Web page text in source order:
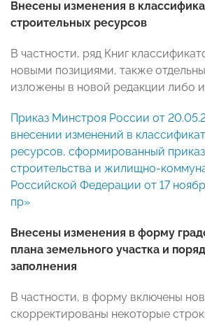
Внесены изменения в
строительных ресурсов
В частности, ряд Книг
новыми позициями, также
изложены в новой редакции либо
Приказ Минстроя России от
внесении изменений в
ресурсов, сформированный
строительства и жилищно-
Российской Федерации от 17
пр»
Внесены изменения в форму
плана земельного участка и
заполнения
В частности, в форму включены
скорректированы некоторые